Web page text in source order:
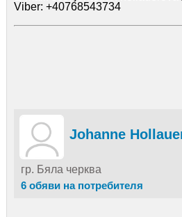
Viber: +40768543734
Johanne
гр. Бяла черква
6 обяви на потребителя